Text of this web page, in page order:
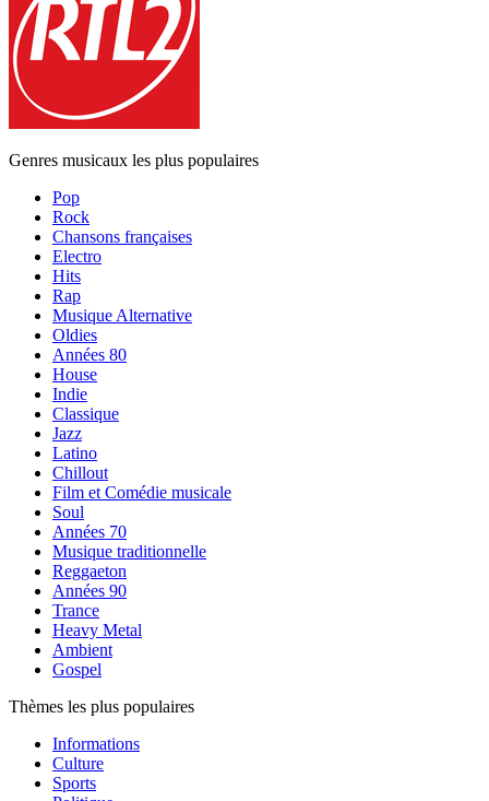
Genres musicaux les plus populaires
Pop
Rock
Chansons françaises
Electro
Hits
Rap
Musique Alternative
Oldies
Années 80
House
Indie
Classique
Jazz
Latino
Chillout
Film et Comédie musicale
Soul
Années 70
Musique traditionnelle
Reggaeton
Années 90
Trance
Heavy Metal
Ambient
Gospel
Thèmes les plus populaires
Informations
Culture
Sports